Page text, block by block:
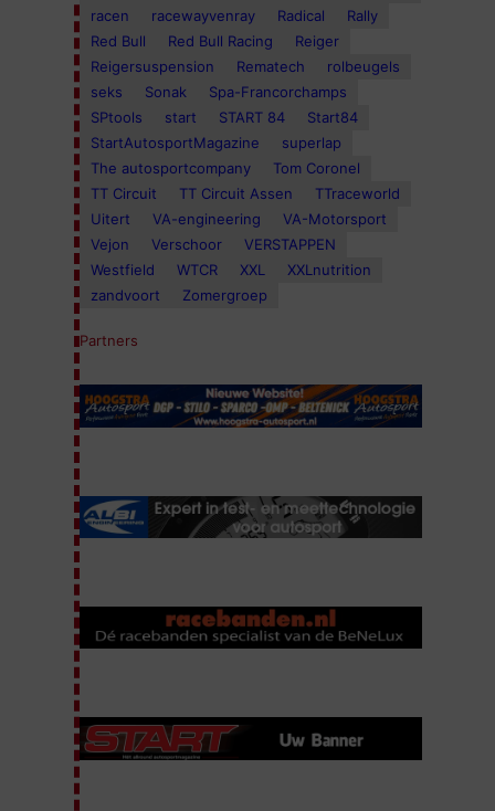
racen racewayvenray Radical
Rally
Red Bull
Red Bull Racing
Reiger
Reigersuspension
Rematech
rolbeugels
seks
Sonak
Spa-Francorchamps
SPtools
start START 84
Start84
StartAutosportMagazine
superlap
The autosportcompany
Tom Coronel
TT Circuit
TT Circuit Assen
TTraceworld
Uitert
VA-engineering
VA-Motorsport
Vejon
Verschoor
VERSTAPPEN
Westfield
WTCR XXL
XXLnutrition
zandvoort
Zomergroep
Partners